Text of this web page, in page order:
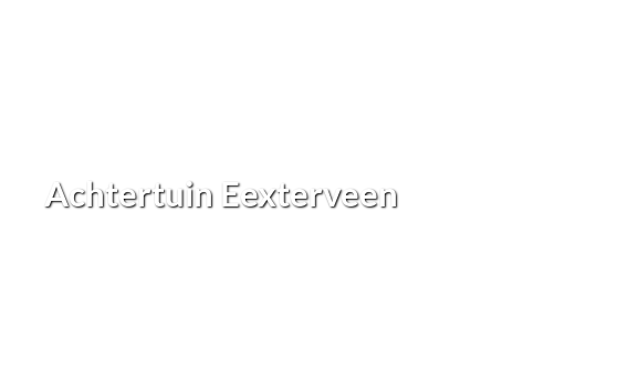
Achtertuin Eexterveen